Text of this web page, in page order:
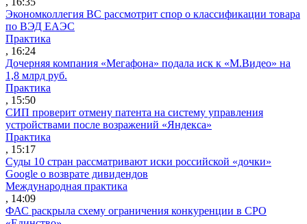
Экономколлегия ВС рассмотрит спор о классификации товара
по ВЭД ЕАЭС
Практика
, 16:24
Дочерняя компания «Мегафона» подала иск к «М.Видео» на
1,8 млрд руб.
Практика
, 15:50
СИП проверит отмену патента на систему управления
устройствами после возражений «Яндекса»
Практика
, 15:17
Суды 10 стран рассматривают иски российской «дочки»
Google о возврате дивидендов
Международная практика
, 14:09
ФАС раскрыла схему ограничения конкуренции в СРО